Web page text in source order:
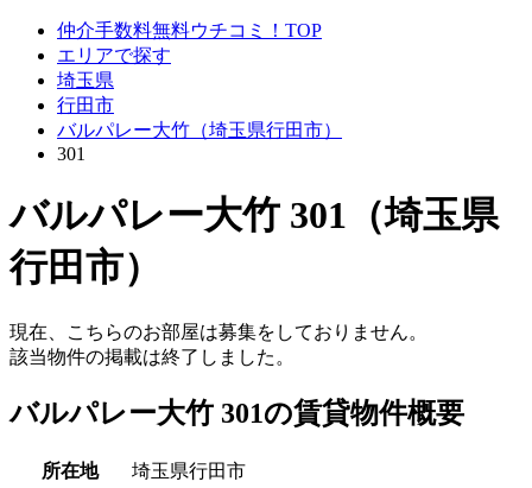
仲介手数料無料ウチコミ！TOP
エリアで探す
埼玉県
行田市
バルパレー大竹（埼玉県行田市）
301
バルパレー大竹 301（埼玉県
行田市）
現在、こちらのお部屋は募集をしておりません。
該当物件の掲載は終了しました。
バルパレー大竹 301の賃貸物件概要
所在地 埼玉県行田市